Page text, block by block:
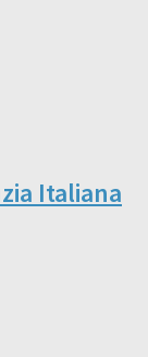
Italiana